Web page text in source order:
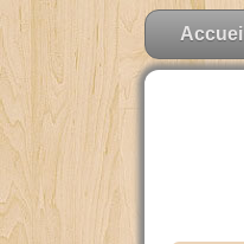
Accueil